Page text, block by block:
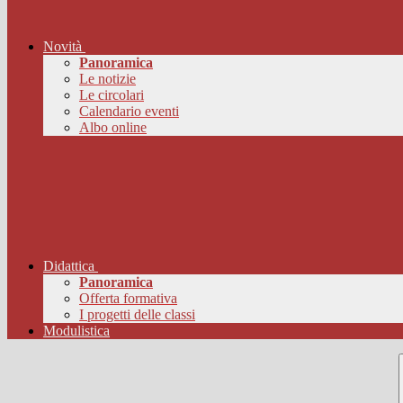
Novità
Panoramica
Le notizie
Le circolari
Calendario eventi
Albo online
Didattica
Panoramica
Offerta formativa
I progetti delle classi
Modulistica